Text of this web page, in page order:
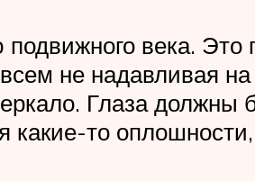
века. Это
не надавливая
Глаза
какие-то